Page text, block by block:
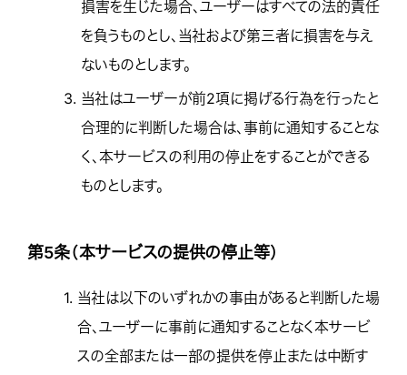
損害を生じた場合、ユーザーはすべての法的責任
を負うものとし、当社および第三者に損害を与え
ないものとします。
3. 当社はユーザーが前2項に掲げる行為を行ったと
合理的に判断した場合は、事前に通知することな
く、本サービスの利用の停止をすることができる
ものとします。
第5条（本サービスの提供の停止等）
1. 当社は以下のいずれかの事由があると判断した場
合、ユーザーに事前に通知することなく本サービ
スの全部または一部の提供を停止または中断す